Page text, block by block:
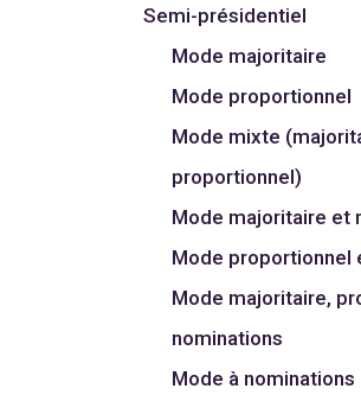
Semi-présidentiel
Mode majoritaire
Mode proportionnel
Mode mixte
proportionnel)
Mode majoritaire et
Mode proportionnel
Mode majoritaire,
nominations
Mode à nominations